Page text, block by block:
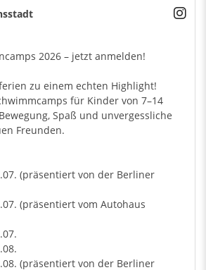
2026 – jetzt anmelden!
zu einem echten Highlight!
für Kinder von 7–14
Spaß und unvergessliche
Freunden.
(präsentiert von der Berliner
(präsentiert vom Autohaus
(präsentiert von der Berliner